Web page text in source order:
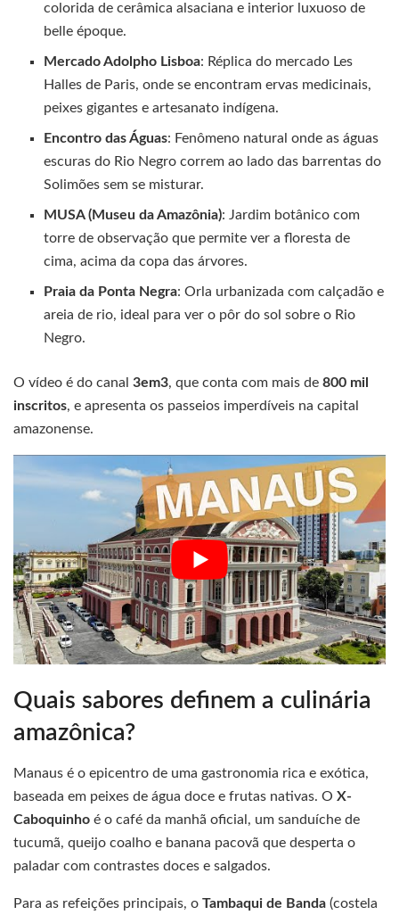
colorida de cerâmica alsaciana e interior luxuoso de
belle époque.
Mercado Adolpho Lisboa: Réplica do mercado Les
Halles de Paris, onde se encontram ervas medicinais,
peixes gigantes e artesanato indígena.
Encontro das Águas: Fenômeno natural onde as águas
escuras do Rio Negro correm ao lado das barrentas do
Solimões sem se misturar.
MUSA (Museu da Amazônia): Jardim botânico com
torre de observação que permite ver a floresta de
cima, acima da copa das árvores.
Praia da Ponta Negra: Orla urbanizada com calçadão e
areia de rio, ideal para ver o pôr do sol sobre o Rio
Negro.
O vídeo é do canal 3em3, que conta com mais de 800 mil
inscritos, e apresenta os passeios imperdíveis na capital
amazonense.
Quais sabores definem a culinária
amazônica?
Manaus é o epicentro de uma gastronomia rica e exótica,
baseada em peixes de água doce e frutas nativas. O X-
Caboquinho é o café da manhã oficial, um sanduíche de
tucumã, queijo coalho e banana pacovã que desperta o
paladar com contrastes doces e salgados.
Para as refeições principais, o Tambaqui de Banda (costela